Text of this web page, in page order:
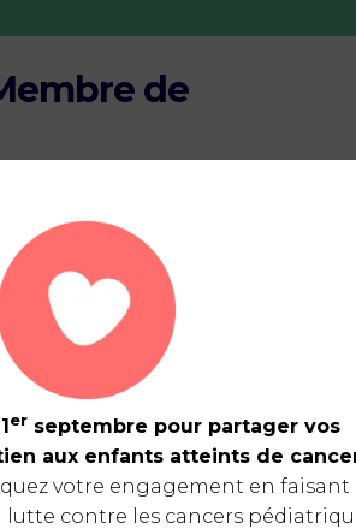
de
er septembre pour partager vos
aux enfants atteints de
votre engagement en faisant
contre les cancers